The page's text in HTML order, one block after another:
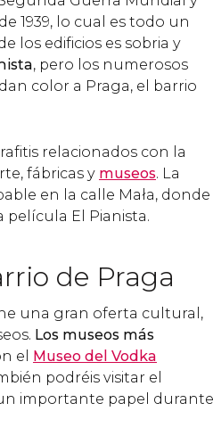
1939, lo cual es todo un
los edificios es sobria y
, pero los numerosos
color a Praga, el barrio
relacionados con la
fábricas y museos. La
en la calle Mała, donde
película El Pianista.
de Praga
una gran oferta cultural,
Los museos más
el Museo del Vodka
podréis visitar el
importante papel durante